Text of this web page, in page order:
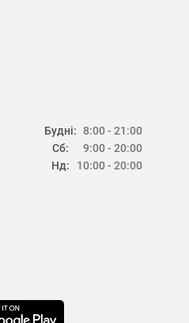
Будні:
Сб:
Нд:
8:00 - 21:00
9:00 - 20:00
10:00 - 20:00